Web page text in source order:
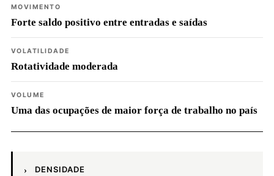
MOVIMENTO
Forte saldo positivo entre entradas e saídas
VOLATILIDADE
Rotatividade moderada
VOLUME
Uma das ocupações de maior força de trabalho no país
DENSIDADE